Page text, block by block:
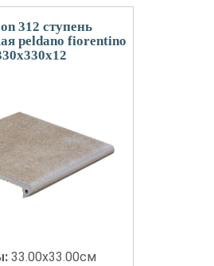
312 ступень
peldano fiorentino
33.00x33.00см